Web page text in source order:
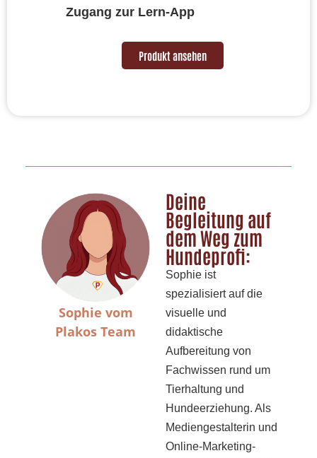
Zugang zur Lern-App
Produkt ansehen
Sophie vom
Plakos Team
Deine
Begleitung auf
dem Weg zum
Hundeprofi:
Sophie ist
spezialisiert auf die
visuelle und
didaktische
Aufbereitung von
Fachwissen rund um
Tierhaltung und
Hundeerziehung. Als
Mediengestalterin und
Online-Marketing-